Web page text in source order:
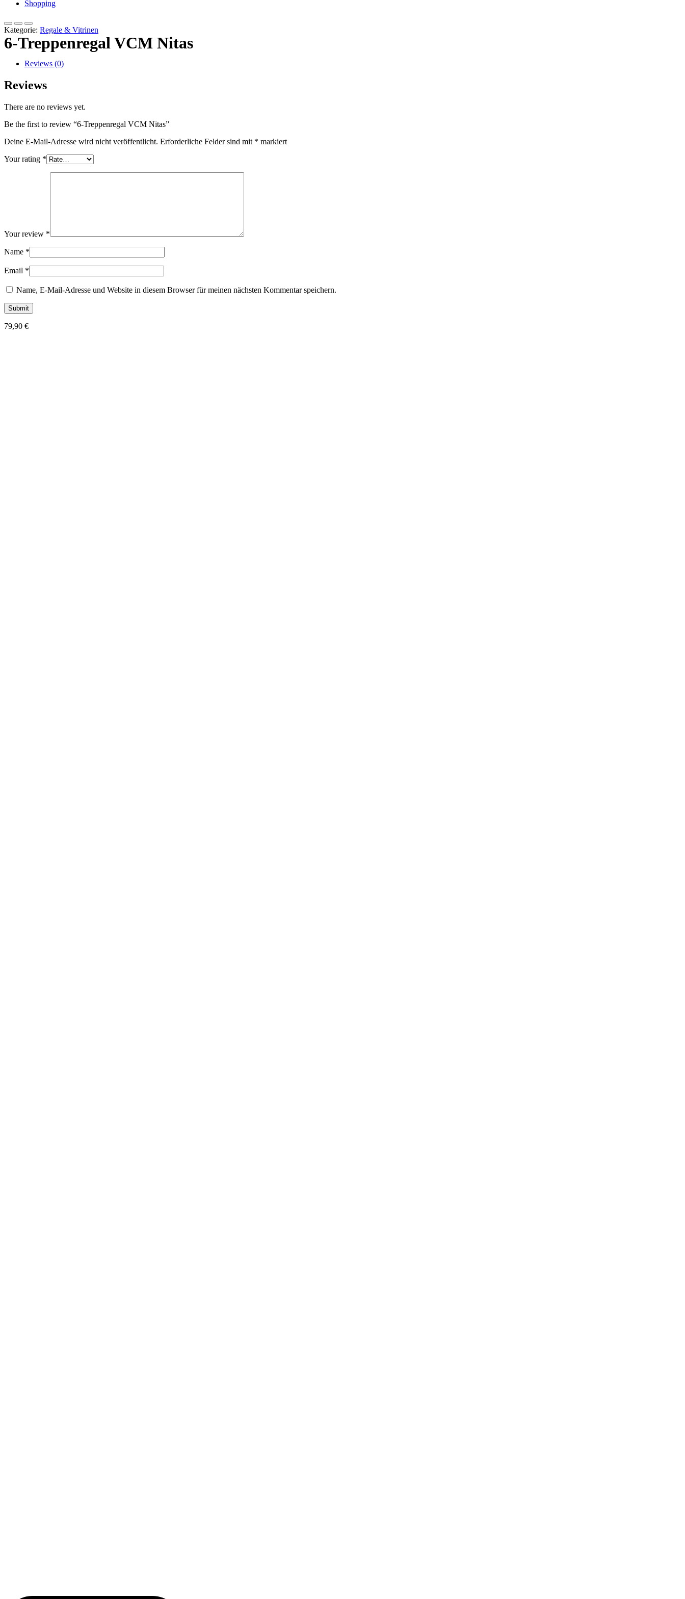
Shopping
Kategorie: Regale & Vitrinen
6-Treppenregal VCM Nitas
Reviews (0)
Reviews
There are no reviews yet.
Be the first to review “6-Treppenregal VCM Nitas”
Deine E-Mail-Adresse wird nicht veröffentlicht. Erforderliche Felder sind mit * markiert
Your rating *
Your review *
Name *
Email *
Name, E-Mail-Adresse und Website in diesem Browser für meinen nächsten Kommentar speichern.
79,90 €